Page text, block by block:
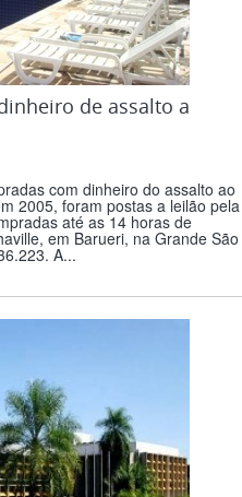
de assalto a
com dinheiro do assalto ao
2005, foram postas a leilão pela
até as 14 horas de
em Barueri, na Grande São
A...